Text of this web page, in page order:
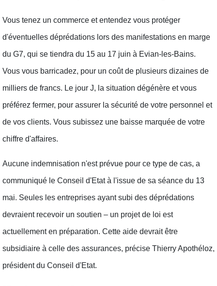
Vous tenez un commerce et entendez vous protéger
d'éventuelles déprédations lors des manifestations en marge
du G7, qui se tiendra du 15 au 17 juin à Evian-les-Bains.
Vous vous barricadez, pour un coût de plusieurs dizaines de
milliers de francs. Le jour J, la situation dégénère et vous
préférez fermer, pour assurer la sécurité de votre personnel et
de vos clients. Vous subissez une baisse marquée de votre
chiffre d'affaires.
Aucune indemnisation n'est prévue pour ce type de cas, a
communiqué le Conseil d'Etat à l'issue de sa séance du 13
mai. Seules les entreprises ayant subi des déprédations
devraient recevoir un soutien – un projet de loi est
actuellement en préparation. Cette aide devrait être
subsidiaire à celle des assurances, précise Thierry Apothéloz,
président du Conseil d'Etat.